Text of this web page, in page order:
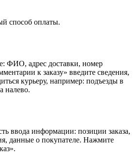
способ оплаты.
ФИО, адрес доставки, номер
к заказу» введите сведения,
курьеру, например: подъезды в
налево.
ввода информации: позиции заказа,
данные о покупателе. Нажмите